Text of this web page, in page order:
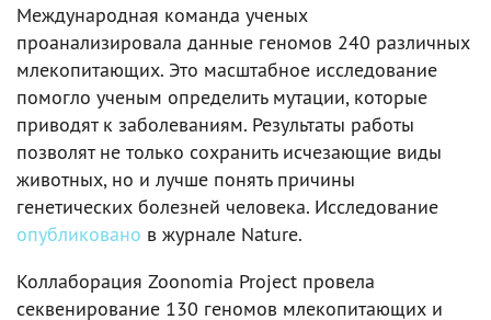
Международная команда ученых
проанализировала данные геномов 240 различных
млекопитающих. Это масштабное исследование
помогло ученым определить мутации, которые
приводят к заболеваниям. Результаты работы
позволят не только сохранить исчезающие виды
животных, но и лучше понять причины
генетических болезней человека. Исследование
опубликовано в журнале Nature.
Коллаборация Zoonomia Project провела
секвенирование 130 геномов млекопитающих и